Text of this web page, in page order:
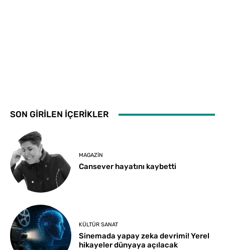
SON GİRİLEN İÇERİKLER
MAGAZIN
Cansever hayatını kaybetti
KÜLTÜR SANAT
Sinemada yapay zeka devrimi! Yerel
hikayeler dünyaya açılacak